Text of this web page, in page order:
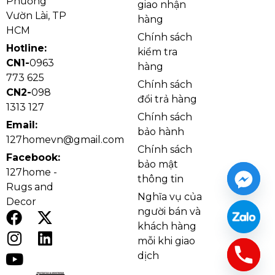
với nhiều phong cách nội thất: màu vàng tạo điểm
nhấn ấm sang, màu đen phù hợp không gian hiện đại
hoặc tối giản, còn màu xám mang lại cảm giác nhẹ
nhàng, trung tính. Với kích thước Ø60 x H110, đèn
không gây nặng mắt, rất phù hợp khi lắp đơn hoặc
phối nhiều chiếc theo hàng tại bàn ăn, quầy bar và
đảo bếp.
Vườn Lài, TP
HCM
Hotline:
CN1-0963
773 625
CN2-098
1313 127
Email:
127homevn@gmail.com
Facebook:
127home -
Rugs and
Decor
giao nhận
hàng
Chính sách
kiểm tra
hàng
Chính sách
đổi trả hàng
Chính sách
bảo hành
Chính sách
bảo mật
thông tin
Nghĩa vụ của
người bán và
khách hàng
mỗi khi giao
dịch